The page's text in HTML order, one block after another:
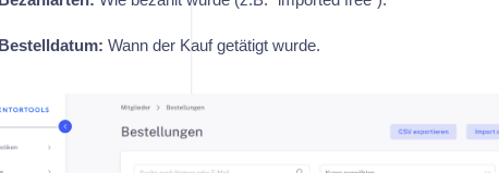
Bestelldatum: Wann der Kauf getätigt wurde.